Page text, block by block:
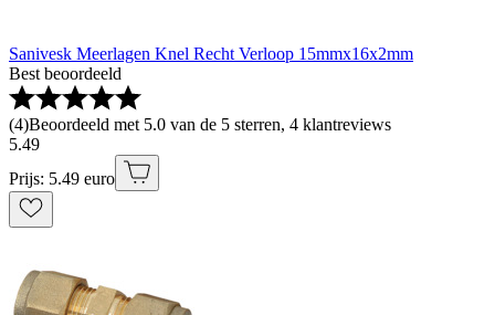
Sanivesk Meerlagen Knel Recht Verloop 15mmx16x2mm
Best beoordeeld
(4)Beoordeeld met 5.0 van de 5 sterren, 4 klantreviews
5.49
Prijs: 5.49 euro